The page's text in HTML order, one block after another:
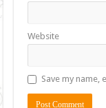
Website
Save my